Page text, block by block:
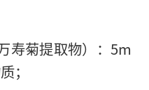
寿菊提取物）：5m
；